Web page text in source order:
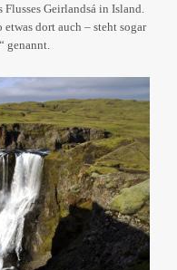
Flusses Geirlandsá in Island.
dort auch – steht sogar
genannt.